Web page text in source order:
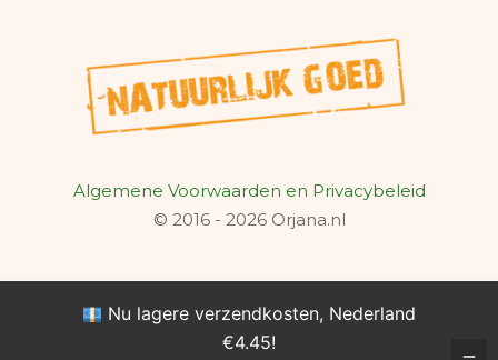
Algemene Voorwaarden en Privacybeleid
© 2016 - 2026 Orjana.nl
Nu lagere verzendkosten, Nederland
€4.45!